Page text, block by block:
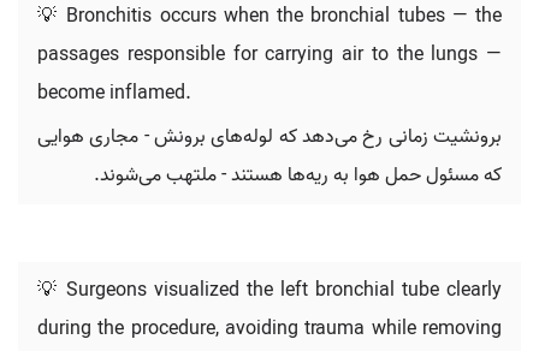
💡 Bronchitis occurs when the bronchial tubes — the
passages responsible for carrying air to the lungs —
become inflamed.
برونشیت زمانی رخ می‌دهد که لوله‌های برونش - مجاری هوایی
که مسئول حمل هوا به ریه‌ها هستند - ملتهب می‌شوند.
💡 Surgeons visualized the left bronchial tube clearly
during the procedure, avoiding trauma while removing